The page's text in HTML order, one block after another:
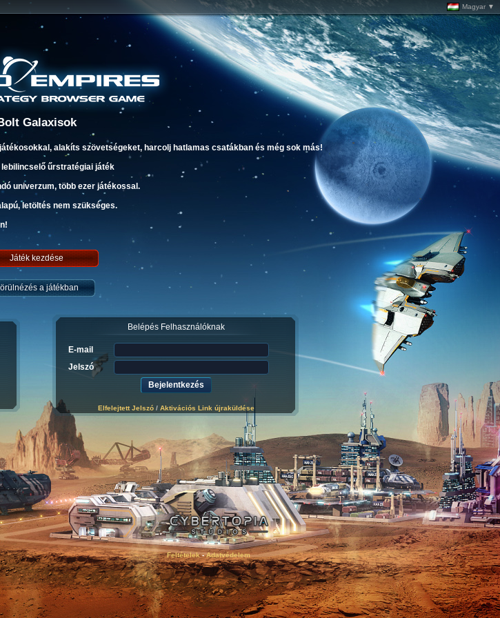
Magyar ▼
Galaxisok
alakíts szövetségeket, harcolj hatlamas csatákban és még sok más!
lebilincselő űrstratégiai játék
univerzum, több ezer játékossal.
letöltés nem szükséges.
Játék kezdése
a játékban
Belépés Felhasználóknak
E-mail
Jelszó
Elfelejtett Jelszó/ Aktivációs Link újraküldése
Feltételek-Adatvédelem